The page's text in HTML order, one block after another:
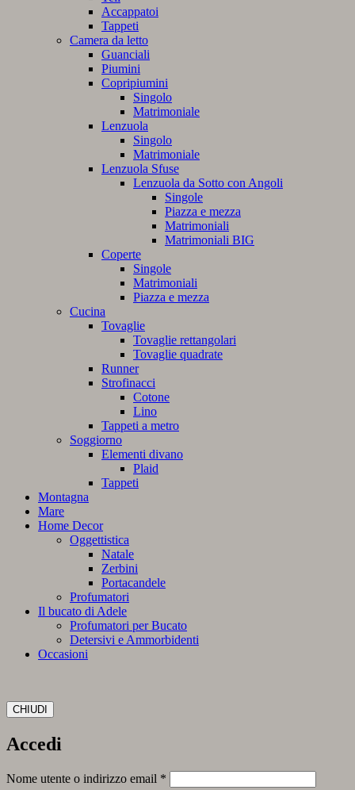
Accappatoi
Tappeti
Camera da letto
Guanciali
Piumini
Copripiumini
Singolo
Matrimoniale
Lenzuola
Singolo
Matrimoniale
Lenzuola Sfuse
Lenzuola da Sotto con Angoli
Singole
Piazza e mezza
Matrimoniali
Matrimoniali BIG
Coperte
Singole
Matrimoniali
Piazza e mezza
Cucina
Tovaglie
Tovaglie rettangolari
Tovaglie quadrate
Runner
Strofinacci
Cotone
Lino
Tappeti a metro
Soggiorno
Elementi divano
Plaid
Tappeti
Montagna
Mare
Home Decor
Oggettistica
Natale
Zerbini
Portacandele
Profumatori
Il bucato di Adele
Profumatori per Bucato
Detersivi e Ammorbidenti
Occasioni
CHIUDI
Accedi
Nome utente o indirizzo email *